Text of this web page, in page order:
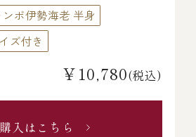
ボ伊勢海老 半身
ズ付き
￥10,780(税込)
入はこちら